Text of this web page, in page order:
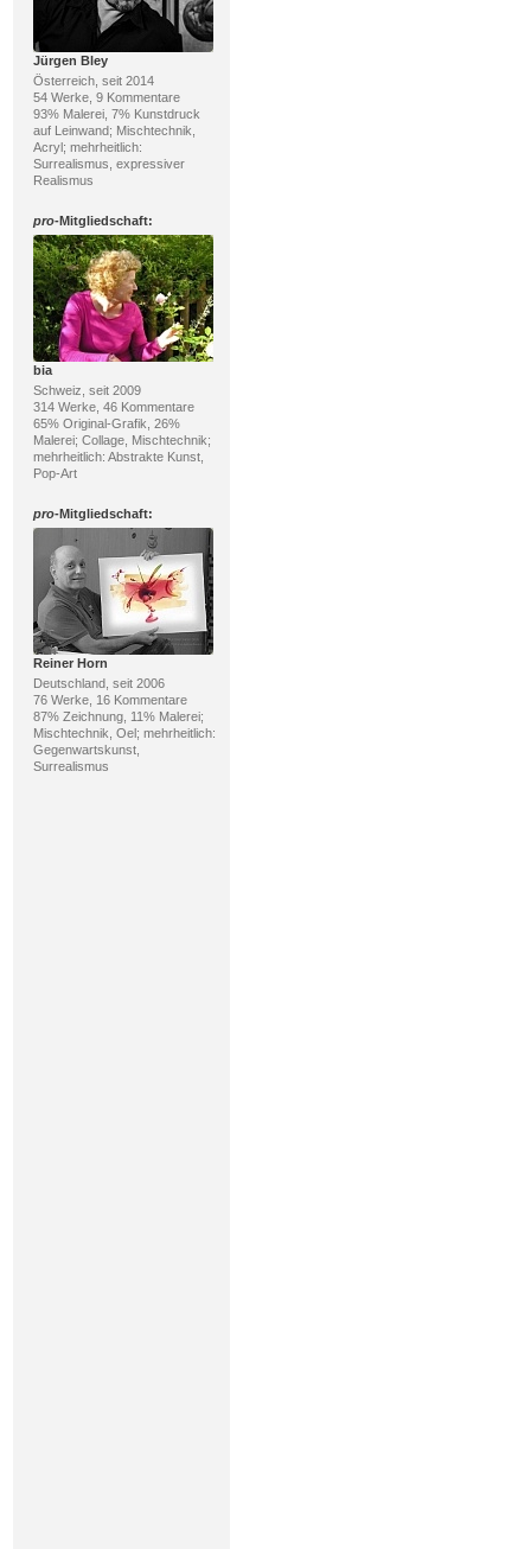
Jürgen Bley
Österreich, seit 2014
54 Werke, 9 Kommentare
93% Malerei, 7% Kunstdruck
auf Leinwand; Mischtechnik,
Acryl; mehrheitlich:
Surrealismus, expressiver
Realismus
pro-Mitgliedschaft:
bia
Schweiz, seit 2009
314 Werke, 46 Kommentare
65% Original-Grafik, 26%
Malerei; Collage, Mischtechnik;
mehrheitlich: Abstrakte Kunst,
Pop-Art
pro-Mitgliedschaft:
Reiner Horn
Deutschland, seit 2006
76 Werke, 16 Kommentare
87% Zeichnung, 11% Malerei;
Mischtechnik, Oel; mehrheitlich:
Gegenwartskunst,
Surrealismus